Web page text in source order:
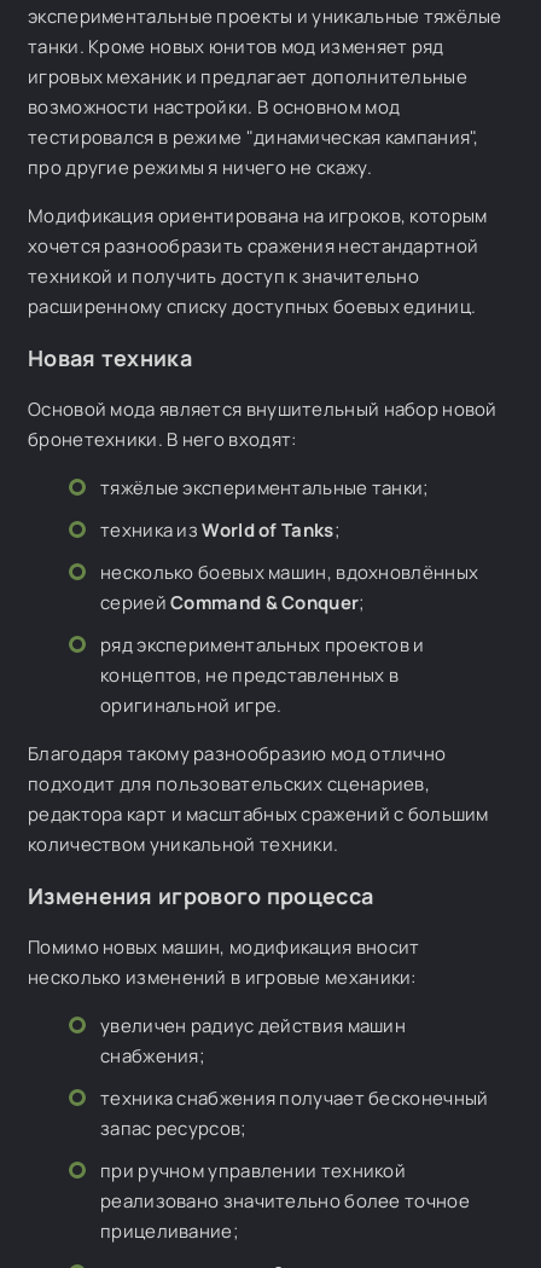
экспериментальные проекты и уникальные тяжёлые
танки. Кроме новых юнитов мод изменяет ряд
игровых механик и предлагает дополнительные
возможности настройки. В основном мод
тестировался в режиме "динамическая кампания",
про другие режимы я ничего не скажу.
Модификация ориентирована на игроков, которым
хочется разнообразить сражения нестандартной
техникой и получить доступ к значительно
расширенному списку доступных боевых единиц.
Новая техника
Основой мода является внушительный набор новой
бронетехники. В него входят:
тяжёлые экспериментальные танки;
техника изWorld of Tanks;
несколько боевых машин, вдохновлённых
сериейCommand & Conquer;
ряд экспериментальных проектов и
концептов, не представленных в
оригинальной игре.
Благодаря такому разнообразию мод отлично
подходит для пользовательских сценариев,
редактора карт и масштабных сражений с большим
количеством уникальной техники.
Изменения игрового процесса
Помимо новых машин, модификация вносит
несколько изменений в игровые механики:
увеличен радиус действия машин
снабжения;
техника снабжения получает бесконечный
запас ресурсов;
при ручном управлении техникой
реализовано значительно более точное
прицеливание;